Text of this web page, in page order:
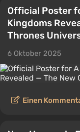
Official Poster
Kingdoms
Thrones
6 Oktober 2025
Einen